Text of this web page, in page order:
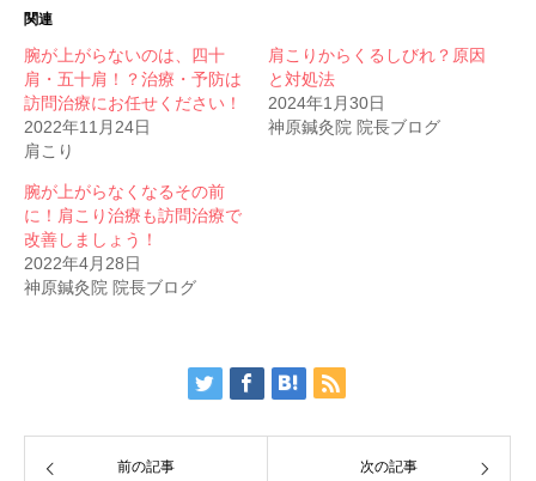
関連
腕が上がらないのは、四十
肩・五十肩！？治療・予防は
訪問治療にお任せください！
2022年11月24日
肩こり
肩こりからくるしびれ？原因
と対処法
2024年1月30日
神原鍼灸院 院長ブログ
腕が上がらなくなるその前
に！肩こり治療も訪問治療で
改善しましょう！
2022年4月28日
神原鍼灸院 院長ブログ
前の記事 次の記事